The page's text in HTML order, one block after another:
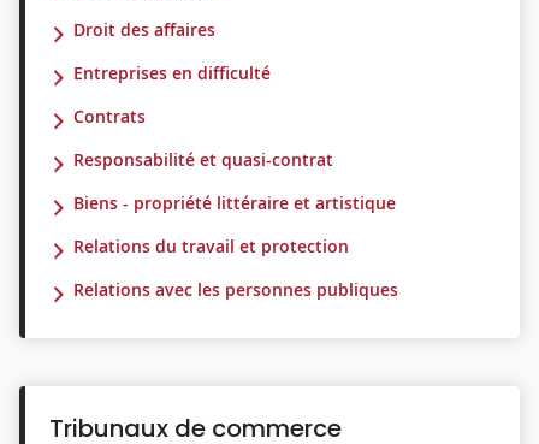
Droit des affaires
Entreprises en difficulté
Contrats
Responsabilité et quasi-contrat
Biens - propriété littéraire et artistique
Relations du travail et protection
Relations avec les personnes publiques
Tribunaux de commerce